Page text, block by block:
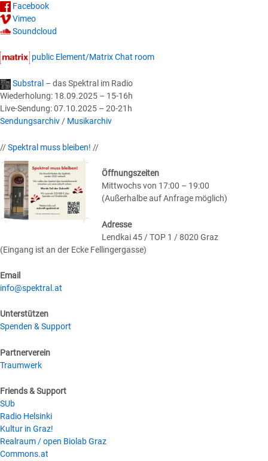
Facebook
Vimeo
Soundcloud
public Element/Matrix Chat room
Substral – das Spektral im Radio
Wiederholung: 18.09.2025 – 15-16h
Live-Sendung: 07.10.2025 – 20-21h
Sendungsarchiv/ Musikarchiv
//Spektral muss bleiben! //
Öffnungszeiten
Mittwochs von 17:00 – 19:00
(Außerhalbe auf Anfrage möglich)
Adresse
Lendkai 45 / TOP 1 / 8020 Graz
(Eingang ist an der Ecke Fellingergasse)
Email
info@spektral.at
Unterstützen
Spenden & Support
Partnerverein
Traumwerk
Friends & Support
SUb
Radio Helsinki
Kultur in Graz!
Realraum / open Biolab Graz
Commons.at